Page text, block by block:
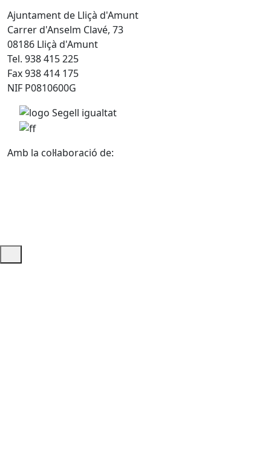
Ajuntament de Lliçà d'Amunt
Carrer d'Anselm Clavé, 73
08186 Lliçà d'Amunt
Tel. 938 415 225
Fax 938 414 175
NIF P0810600G
Amb la col·laboració de: